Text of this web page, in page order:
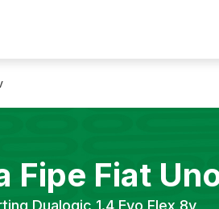
Fipe Fiat
Dualogic 1.4 Evo Flex 8v